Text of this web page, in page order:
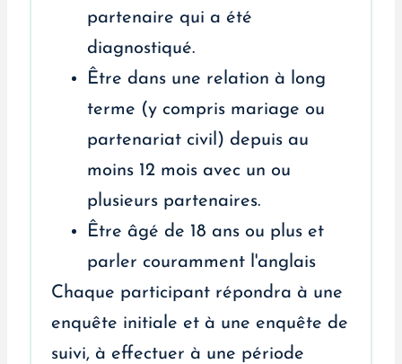
partenaire qui a été
diagnostiqué.
Être dans une relation à long
terme (y compris mariage ou
partenariat civil) depuis au
moins 12 mois avec un ou
plusieurs partenaires.
Être âgé de 18 ans ou plus et
parler couramment l'anglais
Chaque participant répondra à une
enquête initiale et à une enquête de
suivi, à effectuer à une période